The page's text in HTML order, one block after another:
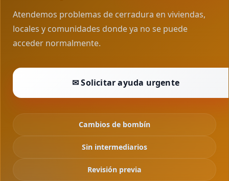
Atendemos problemas de cerradura en viviendas,
locales y comunidades donde ya no se puede
acceder normalmente.
✉ Solicitar ayuda urgente
Cambios de bombín
Sin intermediarios
Revisión previa